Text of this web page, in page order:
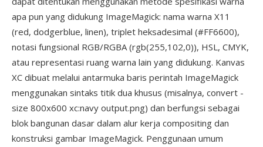
apa pun yang didukung ImageMagick: nama warna X11
(red, dodgerblue, linen), triplet heksadesimal (#FF6600),
notasi fungsional RGB/RGBA (rgb(255,102,0)), HSL, CMYK,
atau representasi ruang warna lain yang didukung. Kanvas
XC dibuat melalui antarmuka baris perintah ImageMagick
menggunakan sintaks titik dua khusus (misalnya, convert -
size 800x600 xc:navy output.png) dan berfungsi sebagai
blok bangunan dasar dalam alur kerja compositing dan
konstruksi gambar ImageMagick. Penggunaan umum